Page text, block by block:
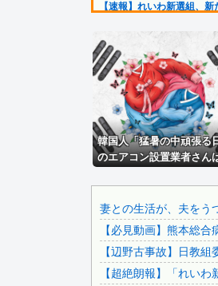
【速報】れいわ新選組、
【悲報】 コロナワクチン
【動画】両方馬鹿（笑）ミ
【画像】令和最新版のあの
【画像】スレンダー美脚
【赤っ恥】れいわ信者「毎
【有能】政府「トラックは
【これは荒れる】一般人に
【画像】隣の家の室外機の
【速報】「中国への侵略戦
美空ひばり「おとうちゃ
積水ハウス「地面師に55
【画像】 『金田一少年の
韓国人「猛暑の中頑張る
のエアコン設置業者さん
妻との生活が、夫をう
【必見動画】熊本総
【辺野古事故】日教
【超絶朗報】「れい